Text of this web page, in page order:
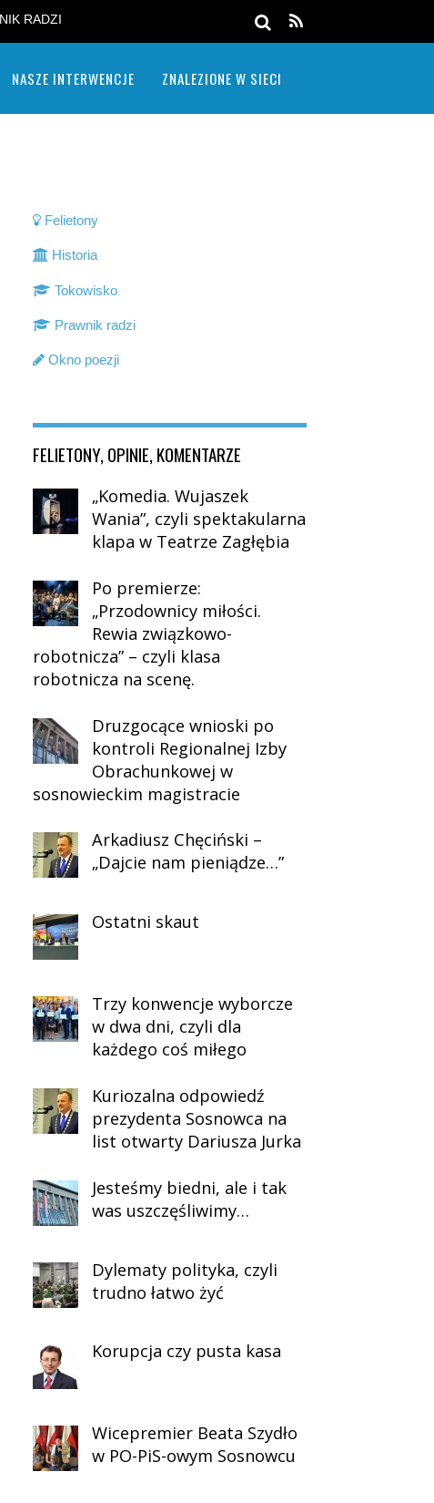
RADZI
NASZE INTERWENCJE ZNALEZIONE W SIECI
Felietony
Historia
Tokowisko
Prawnik radzi
Okno poezji
FELIETONY, OPINIE, KOMENTARZE
„Komedia. Wujaszek
Wania”, czyli spektakularna
klapa w Teatrze Zagłębia
Po premierze:
„Przodownicy miłości.
Rewia związkowo-
robotnicza” – czyli klasa
robotnicza na scenę.
Druzgocące wnioski po
kontroli Regionalnej Izby
Obrachunkowej w
sosnowieckim magistracie
Arkadiusz Chęciński –
„Dajcie nam pieniądze…”
Ostatni skaut
Trzy konwencje wyborcze
w dwa dni, czyli dla
każdego coś miłego
Kuriozalna odpowiedź
prezydenta Sosnowca na
list otwarty Dariusza Jurka
Jesteśmy biedni, ale i tak
was uszczęśliwimy…
Dylematy polityka, czyli
trudno łatwo żyć
Korupcja czy pusta kasa
Wicepremier Beata Szydło
w PO-PiS-owym Sosnowcu